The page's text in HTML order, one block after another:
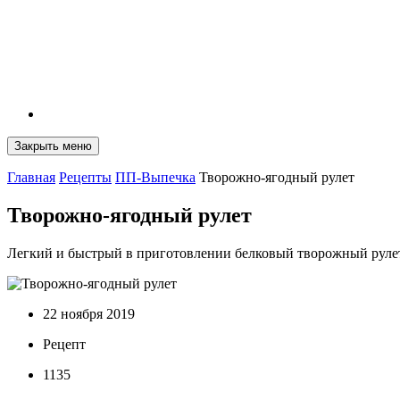
Закрыть меню
Главная Рецепты ПП-Выпечка Творожно-ягодный рулет
Творожно-ягодный рулет
Легкий и быстрый в приготовлении белковый творожный
22 ноября 2019
Рецепт
1135